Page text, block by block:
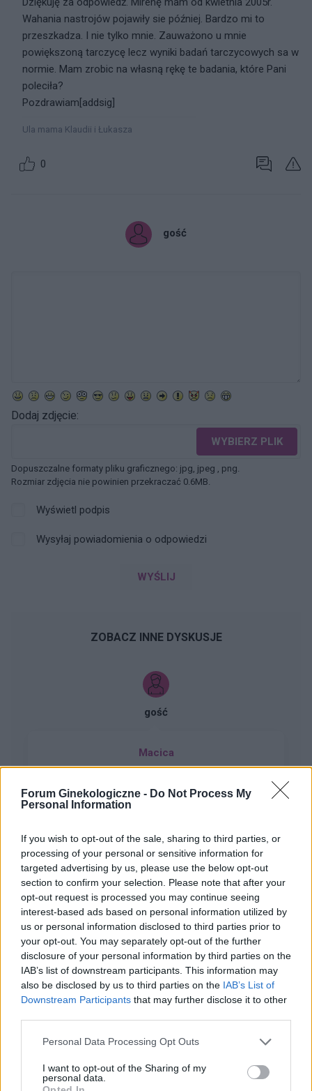
Forum Ginekologiczne - Do Not Process My
Personal Information
If you wish to opt-out of the sale, sharing to third parties, or
processing of your personal or sensitive information for
targeted advertising by us, please use the below opt-out
section to confirm your selection. Please note that after your
opt-out request is processed you may continue seeing
interest-based ads based on personal information utilized by
us or personal information disclosed to third parties prior to
your opt-out. You may separately opt-out of the further
disclosure of your personal information by third parties on the
IAB’s list of downstream participants. This information may
also be disclosed by us to third parties on the IAB’s List of
Downstream Participants that may further disclose it to other
Personal Data Processing Opt Outs
I want to opt-out of the Sharing of my
personal data.
Wahania nastrojów pojawiły sie później. Bardzo mi to
przeszkadza. I nie tylko mnie. Zauważono u mnie
powiększoną tarczycę lecz wyniki badań tarczycowych sa w
normie. Mam zrobic na własną rękę te badania, które Pani
poleciła?
Pozdrawiam[addsig]
Ula mama Klaudii i Łukasza
0
gość
Dodaj zdjęcie:
WYBIERZ PLIK
Dopuszczalne formaty pliku graficznego: jpg, jpeg , png.
Rozmiar zdjęcia nie powinien przekraczać 0.6MB.
Wyświetl podpis
Wysyłaj powiadomienia o odpowiedzi
WYŚLIJ
ZOBACZ INNE DYSKUSJE
gość
Macica
Witam od miesiąca wystaje mi coś z pochwy
myślę że to macica nie mogę utrzymać moczu
czy będzie konieczny zabieg
Forum:Ginekologia - forum dla rodziny i
gość
co to może być (krępująca treść)
Coraz częściej gdy muszę skorzystać z toalety ,
to robię kilka kulek w kształcie pięści
przeważnie. Później silny ból , jakby do wejścia
do odbytu. Ból jest dosyć intensywny, kąpiel lub
chłodna woda pomaga. Dodam , trwa to tak od
około 2 miesięcy. Co w takiej sytuacji może
Forum:Dla nastolatek